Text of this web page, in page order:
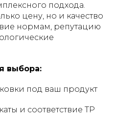
подхода.
цену, но и качество
нормам, репутацию
выбора:
под ваш продукт
и соответствие ТР